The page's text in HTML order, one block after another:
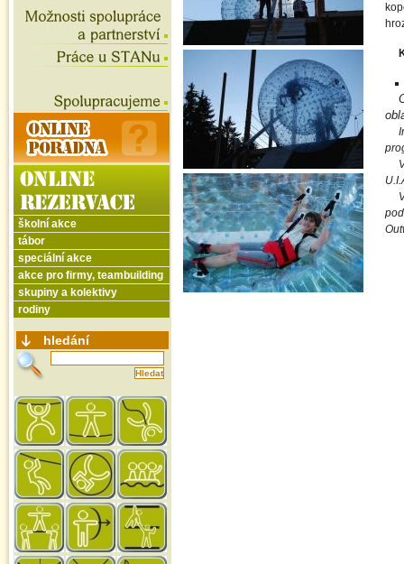
školní akce
tábor
speciální akce
akce pro firmy, teambuilding
skupiny a kolektivy
rodiny
hledání